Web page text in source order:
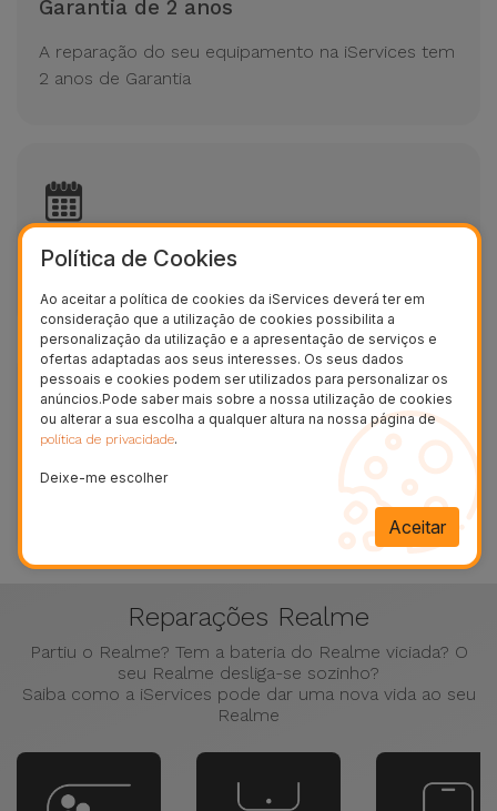
Garantia de 2 anos
A reparação do seu equipamento na iServices tem
2 anos de Garantia
A confiança dos nossos clientes
Mais de 90 mil opiniões e avaliações no Trustpilot
Reparações Realme
Partiu o Realme? Tem a bateria do Realme viciada? O
seu Realme desliga-se sozinho?
Saiba como a iServices pode dar uma nova vida ao seu
Realme
Política de Cookies
Ao aceitar a política de cookies da iServices deverá ter em
consideração que a utilização de cookies possibilita a
personalização da utilização e a apresentação de serviços e
ofertas adaptadas aos seus interesses. Os seus dados
pessoais e cookies podem ser utilizados para personalizar os
anúncios.Pode saber mais sobre a nossa utilização de cookies
ou alterar a sua escolha a qualquer altura na nossa página de
política de privacidade.
Deixe-me escolher
Aceitar